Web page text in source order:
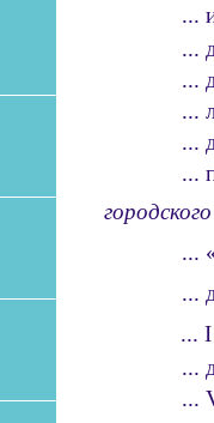
...
...
...
...
...
...
...
... детской
...
...
...